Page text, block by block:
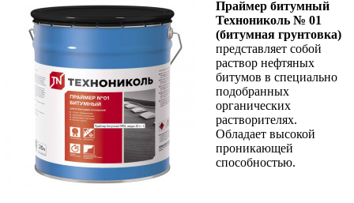
Праймер битумный
Технониколь № 01
(битумная грунтовка)
представляет собой
раствор нефтяных
битумов в специально
подобранных
органических
растворителях.
Обладает высокой
проникающей
способностью.